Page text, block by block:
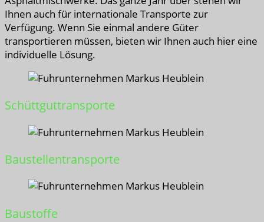
Ihnen auch für internationale Transporte zur
Verfügung. Wenn Sie einmal andere Güter
transportieren müssen, bieten wir Ihnen auch hier eine
individuelle Lösung.
Schüttguttransporte
Baustellentransporte
Baustoffe